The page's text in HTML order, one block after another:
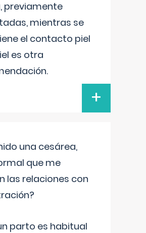
previamente
mientras se
el contacto piel
es otra
+
una cesárea,
que me
las relaciones con
parto es habitual